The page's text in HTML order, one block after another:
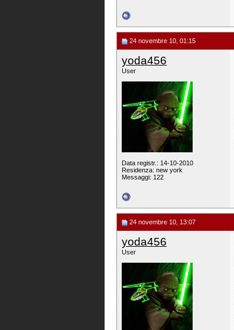
24 novembre 10, 01:15
yoda456
User
Data registr.: 14-10-2010
Residenza: new york
Messaggi: 122
24 novembre 10, 13:07
yoda456
User